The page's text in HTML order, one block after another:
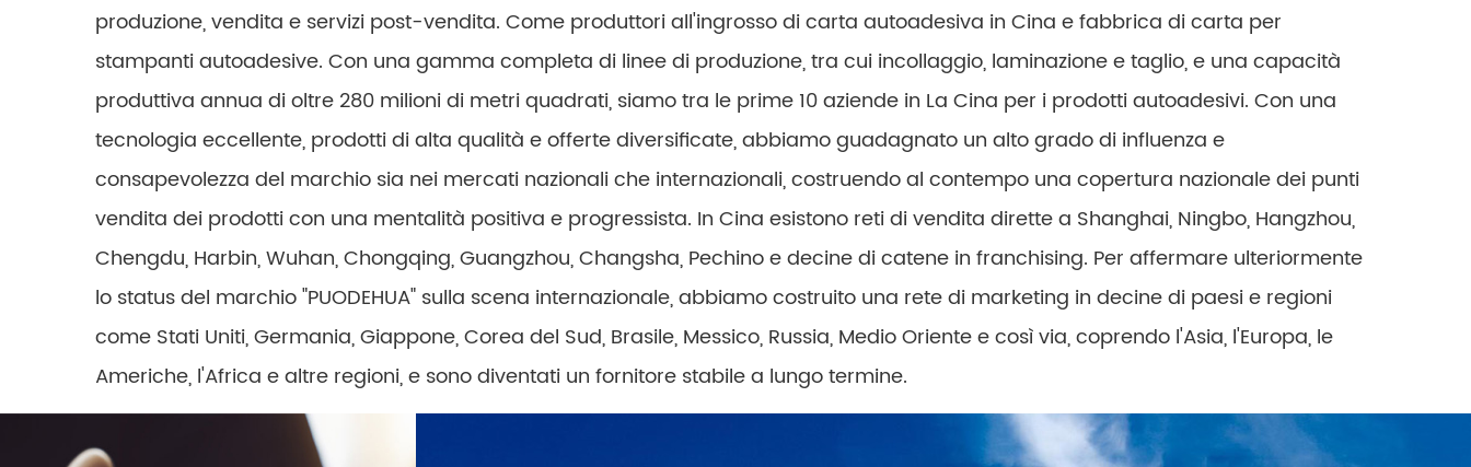
produzione, vendita e servizi post-vendita. Come produttori all'ingrosso di carta autoadesiva in Cina e fabbrica di carta per
stampanti autoadesive. Con una gamma completa di linee di produzione, tra cui incollaggio, laminazione e taglio, e una capacità
produttiva annua di oltre 280 milioni di metri quadrati, siamo tra le prime 10 aziende in La Cina per i prodotti autoadesivi. Con una
tecnologia eccellente, prodotti di alta qualità e offerte diversificate, abbiamo guadagnato un alto grado di influenza e
consapevolezza del marchio sia nei mercati nazionali che internazionali, costruendo al contempo una copertura nazionale dei punti
vendita dei prodotti con una mentalità positiva e progressista. In Cina esistono reti di vendita dirette a Shanghai, Ningbo, Hangzhou,
Chengdu, Harbin, Wuhan, Chongqing, Guangzhou, Changsha, Pechino e decine di catene in franchising. Per affermare ulteriormente
lo status del marchio "PUODEHUA" sulla scena internazionale, abbiamo costruito una rete di marketing in decine di paesi e regioni
come Stati Uniti, Germania, Giappone, Corea del Sud, Brasile, Messico, Russia, Medio Oriente e così via, coprendo l'Asia, l'Europa, le
Americhe, l'Africa e altre regioni, e sono diventati un fornitore stabile a lungo termine.